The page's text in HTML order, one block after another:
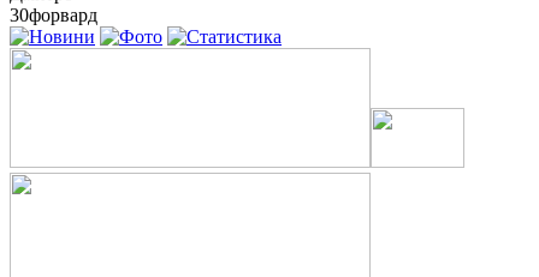
30форвард